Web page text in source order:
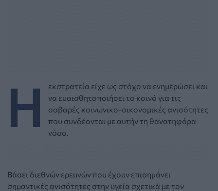
Η
εκστρατεία είχε ως στόχο να ενηµερώσει και
να ευαισθητοποιήσει το κοινό για τις
σοβαρές κοινωνικο-οικονοµικές ανισότητες
που συνδέονται µε αυτήν τη θανατηφόρα
νόσο.
Βάσει διεθνών ερευνών που έχουν επισηµάνει
σηµαντικές ανισότητες στην υγεία σχετικά µε τον